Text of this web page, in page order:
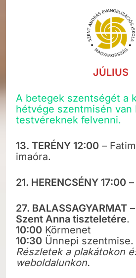
JÚLIUS
A betegek szentségét a
hétvége szentmisén van
testvéreknek felvenni.
13. TERÉNY 12:00 –
imaóra.
21. HERENCSÉNY 17:00
27. BALASSAGYARMAT –
Szent Anna tiszteletére.
10:00 Körmenet
10:30 Ünnepi szentmise.
Részletek a plakátokon
weboldalunkon.